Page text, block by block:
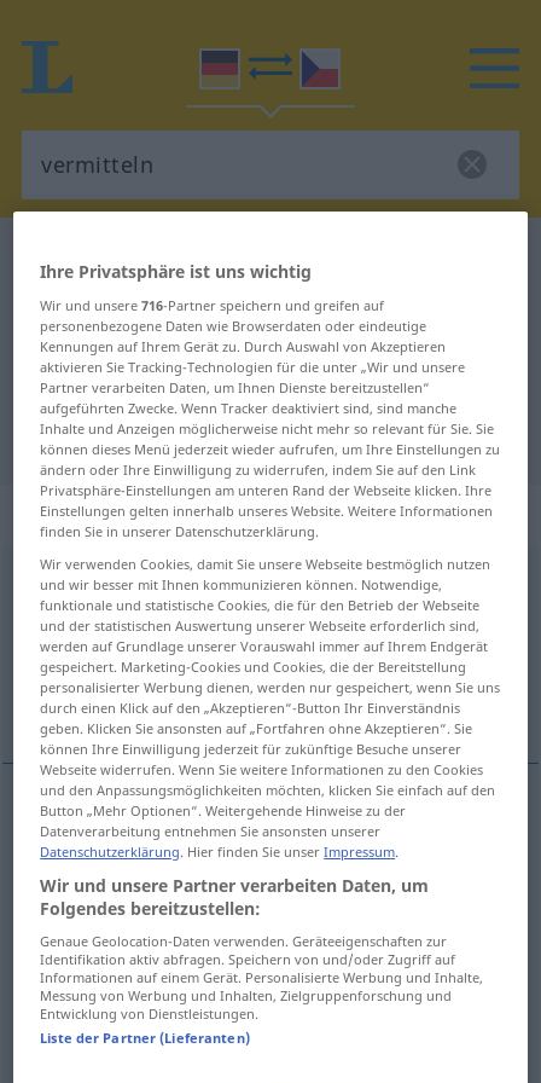
Deutsch-Tschechisch Übersetzung
für "vermitteln"
"vermitteln" Tschechisch
Übersetzung
„vermitteln“
vermitteln <e,ohnege;haben>
Übersicht aller Übersetzungen
(Für mehr Details die Übersetzung anklicken/antippen)
zprostředkovávat, urovnávat, poskytovat
zprostředkovávat<-ovat> vermittelnGeschäft,
Treffen
TEL
poskytovat<-tnout> vermittelnEindruck,
Kenntnisse
Ihre Privatsphäre ist uns wichtig
Wir und unsere716-Partner speichern und greifen auf
personenbezogene Daten wie Browserdaten oder eindeutige
Kennungen auf Ihrem Gerät zu. Durch Auswahl von Akzeptieren
aktivieren Sie Tracking-Technologien für die unter „Wir und unsere
Partner verarbeiten Daten, um Ihnen Dienste bereitzustellen“
aufgeführten Zwecke. Wenn Tracker deaktiviert sind, sind manche
Inhalte und Anzeigen möglicherweise nicht mehr so relevant für Sie. Sie
können dieses Menü jederzeit wieder aufrufen, um Ihre Einstellungen zu
ändern oder Ihre Einwilligung zu widerrufen, indem Sie auf den Link
Privatsphäre-Einstellungen am unteren Rand der Webseite klicken. Ihre
Einstellungen gelten innerhalb unseres Website. Weitere Informationen
finden Sie in unserer Datenschutzerklärung.
Wir verwenden Cookies, damit Sie unsere Webseite bestmöglich nutzen
und wir besser mit Ihnen kommunizieren können. Notwendige,
funktionale und statistische Cookies, die für den Betrieb der Webseite
und der statistischen Auswertung unserer Webseite erforderlich sind,
werden auf Grundlage unserer Vorauswahl immer auf Ihrem Endgerät
gespeichert. Marketing-Cookies und Cookies, die der Bereitstellung
personalisierter Werbung dienen, werden nur gespeichert, wenn Sie uns
durch einen Klick auf den „Akzeptieren“-Button Ihr Einverständnis
geben. Klicken Sie ansonsten auf „Fortfahren ohne Akzeptieren“. Sie
können Ihre Einwilligung jederzeit für zukünftige Besuche unserer
Webseite widerrufen. Wenn Sie weitere Informationen zu den Cookies
und den Anpassungsmöglichkeiten möchten, klicken Sie einfach auf den
Button „Mehr Optionen“. Weitergehende Hinweise zu der
Datenverarbeitung entnehmen Sie ansonsten unserer
Datenschutzerklärung. Hier finden Sie unserImpressum.
Wir und unsere Partner verarbeiten Daten, um
Folgendes bereitzustellen:
Genaue Geolocation-Daten verwenden. Geräteeigenschaften zur
Identifikation aktiv abfragen. Speichern von und/oder Zugriff auf
Informationen auf einem Gerät. Personalisierte Werbung und Inhalte,
Messung von Werbung und Inhalten, Zielgruppenforschung und
Entwicklung von Dienstleistungen.
Liste der Partner (Lieferanten)